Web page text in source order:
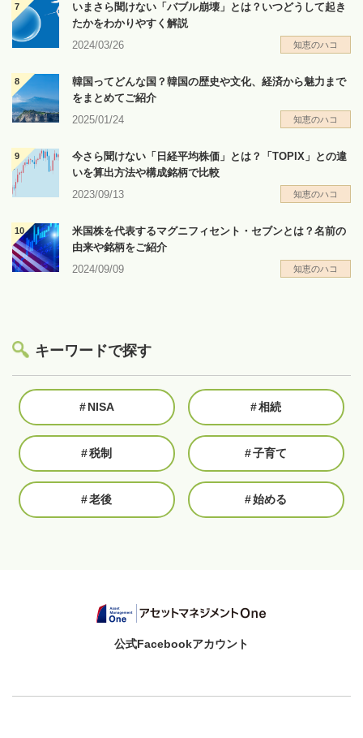
いまさら聞けない「バブル崩壊」とは？いつどうして起き
たかをわかりやすく解説
2024/03/26
知恵のハコ
韓国ってどんな国？韓国の歴史や文化、経済から魅力まで
をまとめてご紹介
2025/01/24
知恵のハコ
今さら聞けない「日経平均株価」とは？「TOPIX」との違
いを算出方法や構成銘柄で比較
2023/09/13
知恵のハコ
米国株を代表するマグニフィセント・セブンとは？名前の
由来や銘柄をご紹介
2024/09/09
知恵のハコ
キーワードで探す
#NISA #相続
#税制 #子育て
#老後 #始める
公式Facebookアカウント